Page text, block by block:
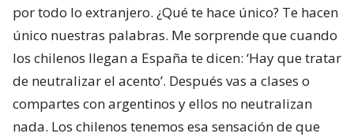
por todo lo extranjero. ¿Qué te hace único? Te hacen
único nuestras palabras. Me sorprende que cuando
los chilenos llegan a España te dicen: ‘Hay que tratar
de neutralizar el acento’. Después vas a clases o
compartes con argentinos y ellos no neutralizan
nada. Los chilenos tenemos esa sensación de que